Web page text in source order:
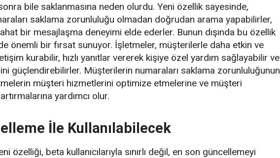
bile saklanmasına neden olurdu. Yeni özellik sayesinde,
saklama zorunluluğu olmadan doğrudan arama yapabilirler,
bir mesajlaşma deneyimi elde ederler. Bunun dışında bu özellik
önemli bir fırsat sunuyor. İşletmeler, müşterilerle daha etkin ve
kurabilir, hızlı yanıtlar vererek kişiye özel yardım sağlayabilir ve
güçlendirebilirler. Müşterilerin numaraları saklama zorunluluğunun
müşteri hizmetlerini optimize etmelerine ve müşteri
yardımcı olur.
İle Kullanılabilecek
özelliği, beta kullanıcılarıyla sınırlı değil, en son güncellemeyi